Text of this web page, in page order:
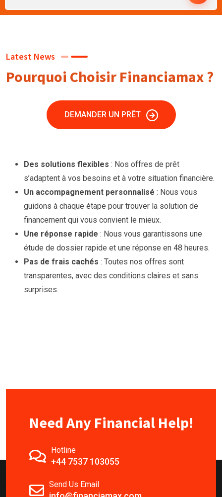
Latest News
Pourquoi Choisir Financiamax ?
DEMANDER UN PRÊT
Des solutions flexibles : Nos offres de prêt
s’adaptent à vos besoins et à votre situation financière.
Un accompagnement personnalisé : Nous vous
guidons à chaque étape pour trouver la solution de
financement qui vous convient le mieux.
Une réponse rapide : Nous vous garantissons une
étude de dossier rapide et une réponse en 48 heures.
Pas de frais cachés : Toutes nos offres sont
transparentes, avec des conditions claires et sans
surprises.
Need Any Financial Help!
Hotline
+44 7537 103055
Send Us Email